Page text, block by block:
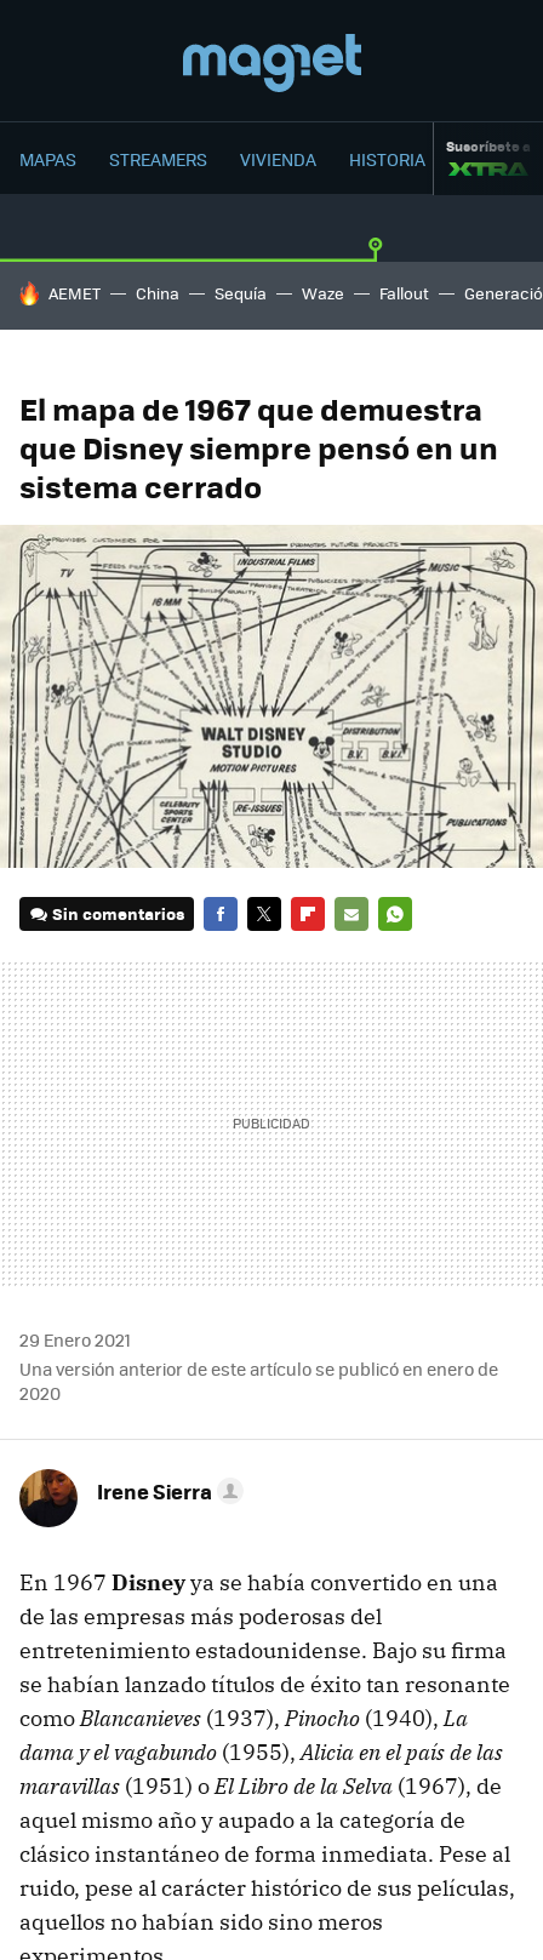
MAPAS STREAMERS VIVIENDA HISTORIA Suscríbete a
HOY SE HABLA DE
AEMET China Sequía Waze Fallout
El mapa de 1967 que demuestra
que Disney siempre pensó en un
sistema cerrado
Sin comentarios
MAIL
29 Enero 2021
Una versión anterior de este artículo se publicó en enero de
2020
Irene Sierra
En 1967 Disneyya se había convertido en una
de las empresas más poderosas del
entretenimiento estadounidense. Bajo su firma
se habían lanzado títulos de éxito tan resonante
comoBlancanieves (1937),Pinocho (1940),La
dama y el vagabundo (1955),Alicia en el país de las
maravillas (1951) oEl Libro de la Selva (1967), de
aquel mismo año y aupado a la categoría de
clásico instantáneo de forma inmediata. Pese al
ruido, pese al carácter histórico de sus películas,
aquellos no habían sido sino meros